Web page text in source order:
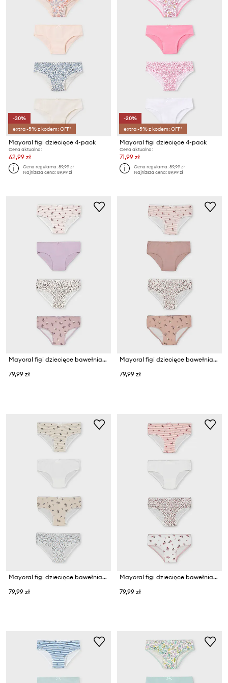
-30%
extra -5% z kodem: OFF*
Mayoral figi dziecięce 4-pack
Cena aktualna:
62,99 zł
Cena regularna:89,99 zł
Najniższa cena:89,99 zł
-20%
extra -5% z kodem: OFF*
Mayoral figi dziecięce 4-pack
Cena aktualna:
71,99 zł
Cena regularna:89,99 zł
Najniższa cena:89,99 zł
Mayoral figi dziecięce bawełniane z elastanem
79,99 zł
Mayoral figi dziecięce bawełniane z elastanem
79,99 zł
Mayoral figi dziecięce bawełniane z elastanem
79,99 zł
Mayoral figi dziecięce bawełniane z elastanem
79,99 zł